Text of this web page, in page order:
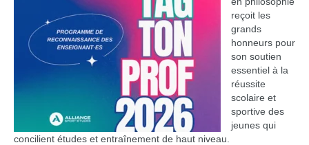
reçoit les
grands
honneurs pour
son soutien
essentiel à la
réussite
scolaire et
sportive des
jeunes qui
concilient études et entraînement de haut niveau.